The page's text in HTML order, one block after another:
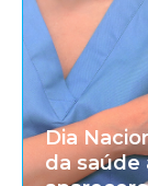
Dia
da saúde